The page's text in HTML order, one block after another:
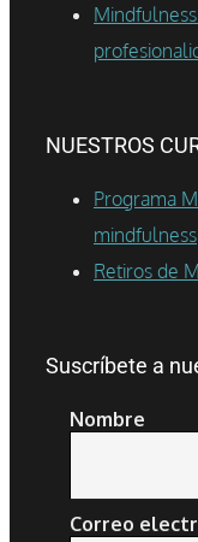
NUESTROS
Programa
mindfulness
Retiros de
Suscríbete a
Nombre
Correo